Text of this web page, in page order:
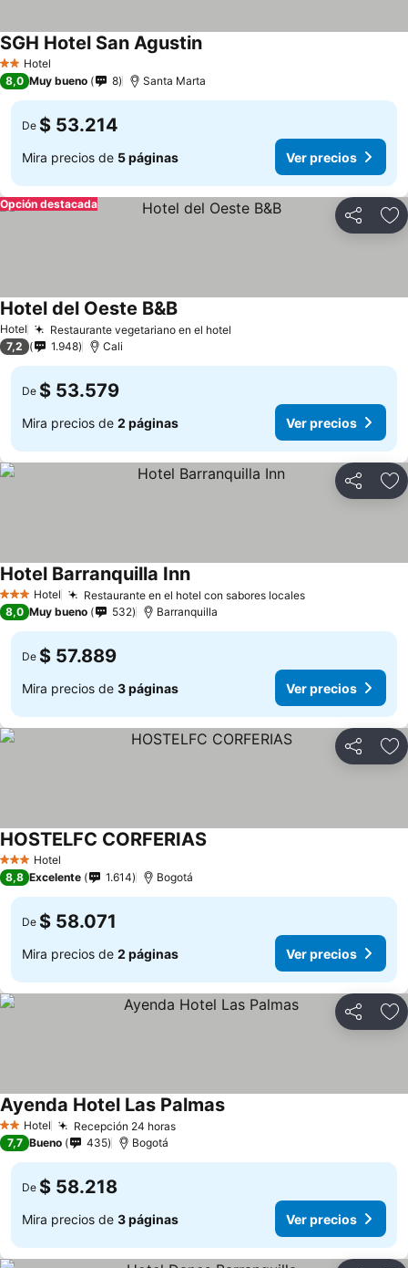
2 Estrellas
Hotel
SGH Hotel San AgustinVer precios
8,0 Muy bueno 8 Santa Marta
De $ 53.214
Mira precios de 5 páginas Ver precios
Compartir
Opción destacada
Hotel Restaurante vegetariano en el hotel
Hotel del Oeste B&BVer precios
7,2 1.948 Cali
De $ 53.579
Mira precios de 2 páginas Ver precios
Compartir
3 Estrellas
Hotel Restaurante en el hotel con sabores localesVer precios
Hotel Barranquilla InnVer precios
8,0 Muy bueno 532 Barranquilla
De $ 57.889
Mira precios de 3 páginas Ver precios
Compartir
3 Estrellas
Hotel
HOSTELFC CORFERIAS
8,8 Excelente 1.614 Bogotá
De $ 58.071
Mira precios de 2 páginas Ver precios
Compartir
2 Estrellas
Hotel Recepción 24 horasVer precios
Ayenda Hotel Las PalmasVer precios
7,7 Bueno 435 Bogotá
De $ 58.218
Mira precios de 3 páginas Ver precios